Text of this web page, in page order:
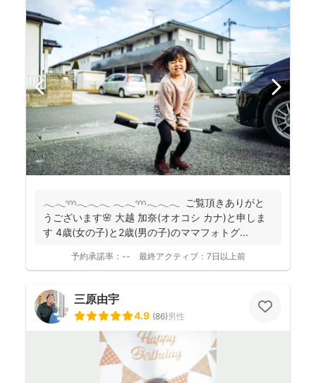
𓂃𓂃𓄺𓂃𓂃𓂃 𓂃𓂃𓄺𓂃𓂃𓂃 ご覧頂きありがと
うございます🌸 大越 加奈(オオコシ カナ)と申しま
す 4歳(女の子)と2歳(男の子)のママフォトグ...
予約承諾率： -- 最終アクティブ： 7日以上前
三原由宇
4.9 (86)男性